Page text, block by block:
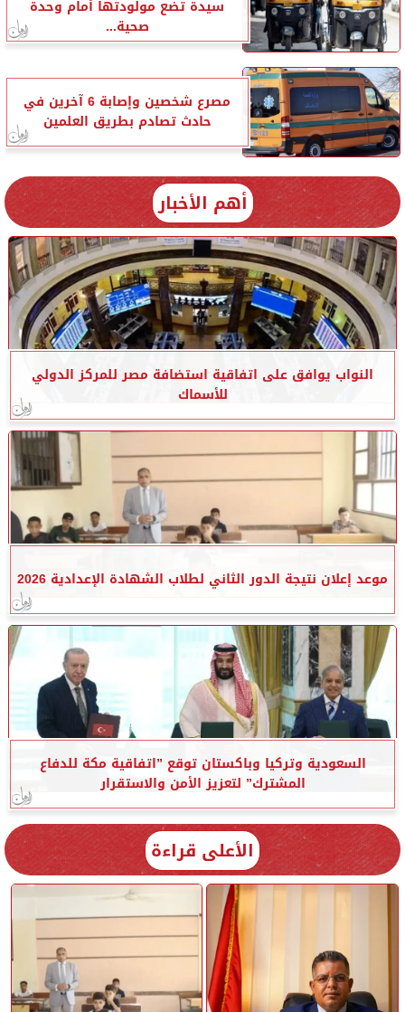
سيدة تضع مولودتها أمام وحدة
صحية...
مصرع شخصين وإصابة 6 آخرين في
حادث تصادم بطريق العلمين
أهم الأخبار
النواب يوافق على اتفاقية استضافة مصر للمركز الدولي
للأسماك
موعد إعلان نتيجة الدور الثاني لطلاب الشهادة الإعدادية 2026
السعودية وتركيا وباكستان توقع ”اتفاقية مكة للدفاع
المشترك” لتعزيز الأمن والاستقرار
الأعلى قراءة